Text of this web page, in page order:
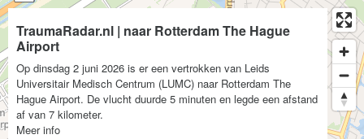
TraumaRadar.nl | naar Rotterdam The Hague
Airport
Op dinsdag 2 juni 2026 is er een vertrokken van Leids
Universitair Medisch Centrum (LUMC) naar Rotterdam The
Hague Airport. De vlucht duurde 5 minuten en legde een afstand
af van 7 kilometer.
Meer info